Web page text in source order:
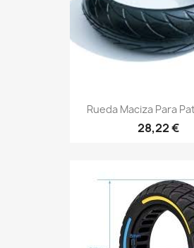
Rueda Maciza Para
28,22 €